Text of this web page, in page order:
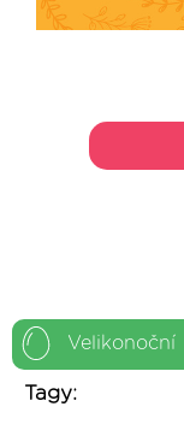
Velikonoční
Tagy: